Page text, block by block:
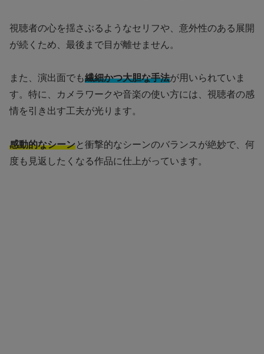
視聴者の心を揺さぶるようなセリフや、意外性のある展開
が続くため、最後まで目が離せません。
また、演出面でも繊細かつ大胆な手法が用いられていま
す。特に、カメラワークや音楽の使い方には、視聴者の感
情を引き出す工夫が光ります。
感動的なシーンと衝撃的なシーンのバランスが絶妙で、何
度も見返したくなる作品に仕上がっています。